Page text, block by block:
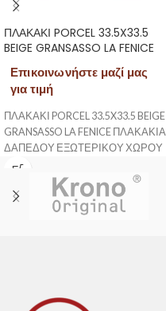
ΠΛΑΚΑΚΙ PORCEL 33.5X33.5
BEIGE GRANSASSO LA FENICE
Επικοινωνήστε μαζί μας
για τιμή
ΠΛΑΚΑΚΙ PORCEL 33.5X33.5 BEIGE
GRANSASSO LA FENICE ΠΛΑΚΑΚΙΑ
ΔΑΠΕΔΟΥ ΕΞΩΤΕΡΙΚΟΥ ΧΩΡΟΥ